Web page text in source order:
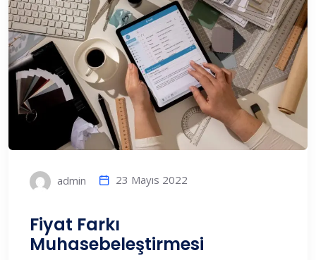
admin 23 Mayıs 2022
Fiyat Farkı
Muhasebeleştirmesi